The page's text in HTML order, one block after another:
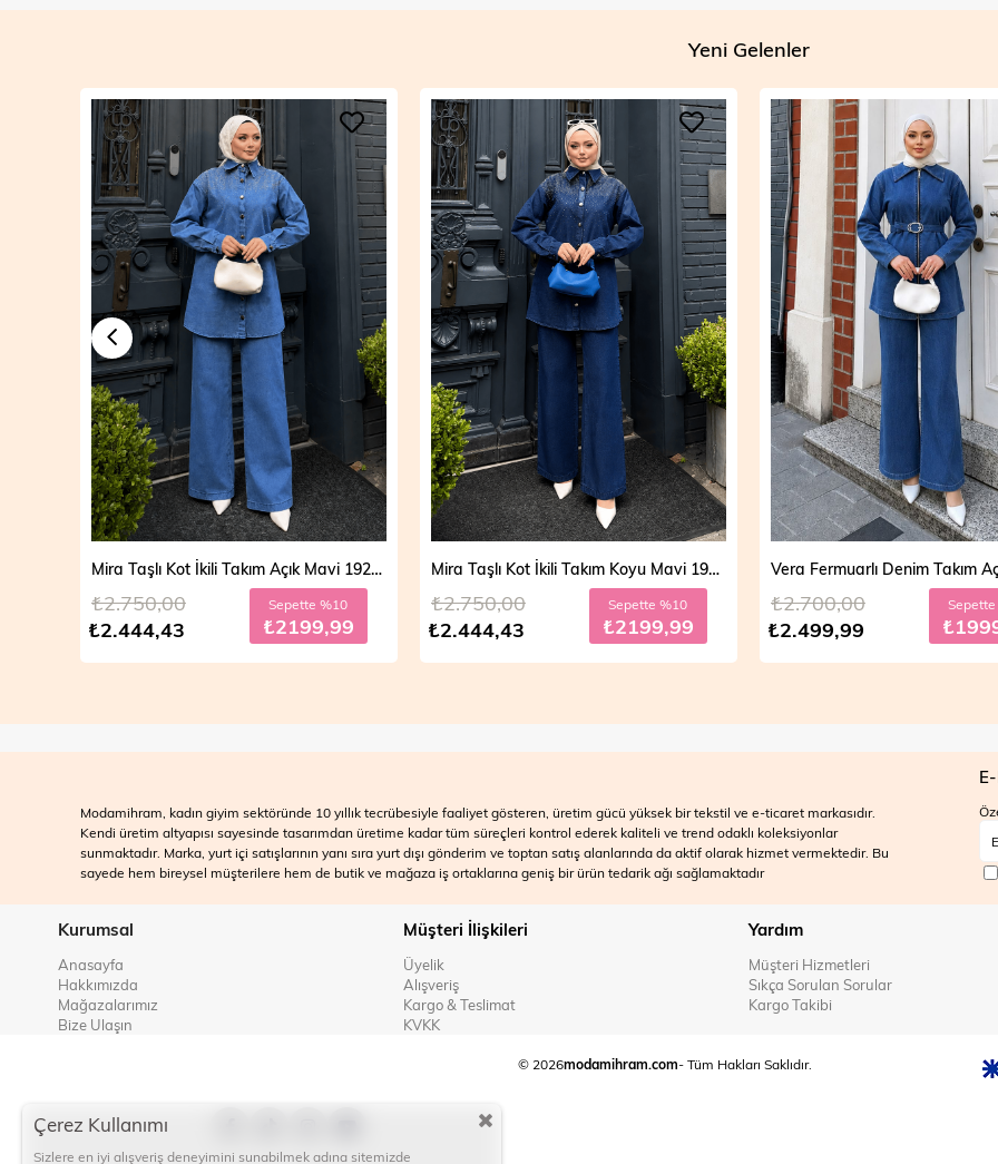
Yeni Gelenler
Mira Taşlı Kot İkili Takım Koyu Mavi 19286
₺2.444,43
₺2.750,00 Sepette %10
₺2199,99
Vera Fermuarlı Denim Takım Açık Mavi 19298
₺2.499,99
₺2.700,00 Sepette %20
₺1999,99 ₺2.499,99
₺2.700,00
Modamihram, kadın giyim sektöründe 10 yıllık tecrübesiyle faaliyet gösteren, üretim gücü yüksek bir tekstil ve e-ticaret markasıdır.
Kendi üretim altyapısı sayesinde tasarımdan üretime kadar tüm süreçleri kontrol ederek kaliteli ve trend odaklı koleksiyonlar
sunmaktadır. Marka, yurt içi satışlarının yanı sıra yurt dışı gönderim ve toptan satış alanlarında da aktif olarak hizmet vermektedir. Bu
sayede hem bireysel müşterilere hem de butik ve mağaza iş ortaklarına geniş bir ürün tedarik ağı sağlamaktadır
Kurumsal
Anasayfa
Hakkımızda
Mağazalarımız
Bize Ulaşın
Müşteri İlişkileri
Üyelik
Alışveriş
Kargo & Teslimat
KVKK
Yardım
Müşteri Hizmetleri
Sıkça Sorulan Sorular
Kargo Takibi
© 2026modamihram.com- Tüm Hakları Saklıdır.
Çerez Kullanımı
Sizlere en iyi alışveriş deneyimini sunabilmek adına sitemizde